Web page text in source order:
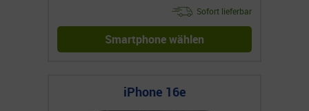
Sofort lieferbar
Smartphone wählen
iPhone 16e